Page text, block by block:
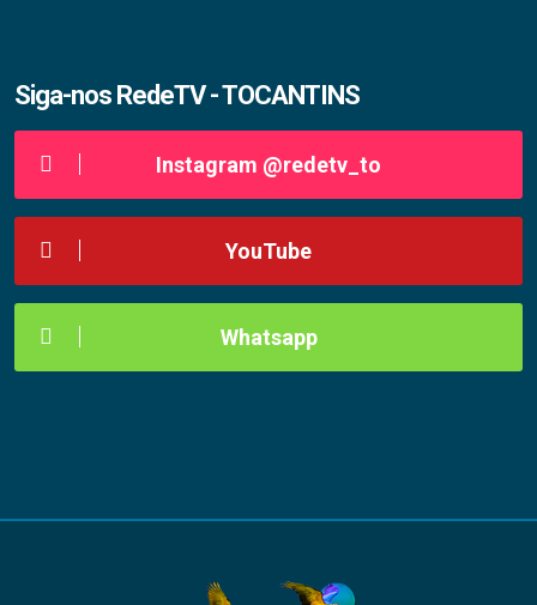
Siga-nos RedeTV - TOCANTINS
Instagram @redetv_to
YouTube
Whatsapp